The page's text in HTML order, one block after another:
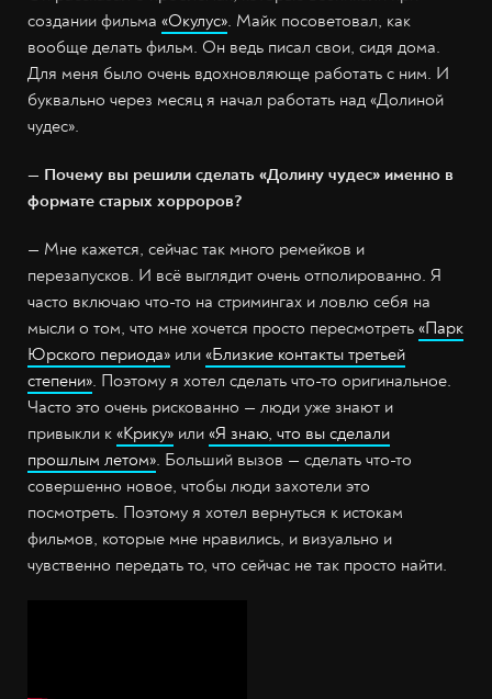
создании фильма «Окулус». Майк посоветовал, как
вообще делать фильм. Он ведь писал свои, сидя дома.
Для меня было очень вдохновляюще работать с ним. И
буквально через месяц я начал работать над «Долиной
чудес».
— Почему вы решили сделать «Долину чудес» именно в
формате старых хорроров?
— Мне кажется, сейчас так много ремейков и
перезапусков. И всё выглядит очень отполированно. Я
часто включаю что-то на стримингах и ловлю себя на
мысли о том, что мне хочется просто пересмотреть «Парк
Юрского периода» или «Близкие контакты третьей
степени». Поэтому я хотел сделать что-то оригинальное.
Часто это очень рискованно — люди уже знают и
привыкли к «Крику» или «Я знаю, что вы сделали
прошлым летом». Больший вызов — сделать что-то
совершенно новое, чтобы люди захотели это
посмотреть. Поэтому я хотел вернуться к истокам
фильмов, которые мне нравились, и визуально и
чувственно передать то, что сейчас не так просто найти.